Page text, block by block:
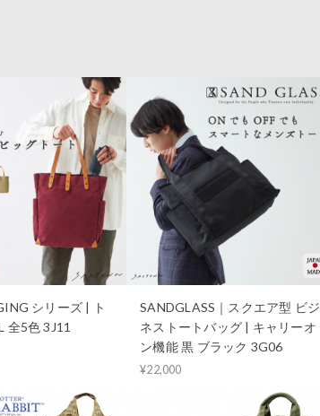
シリーズ | ト
全5色 3J11
SANDGLASS｜スクエア型 ビジ
ネストートバッグ | キャリーオ
ン機能 黒 ブラック 3G06
¥22,000